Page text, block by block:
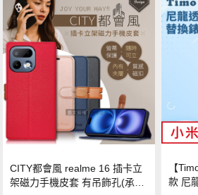
CITY都會風 realme 16 插卡立
架磁力手機皮套 有吊飾孔(承諾
【
款 尼